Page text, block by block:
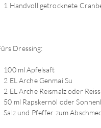
1 Handvoll getrocknete
Dressing:
100 ml Apfelsaft
2 EL Arche Genmai Su
2 EL Arche Reismalz oder
50 ml Rapskernöl oder
Salz und Pfeffer zum